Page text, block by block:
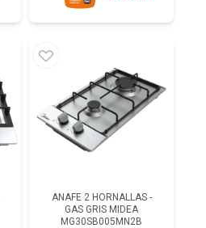
ANAFE 2 HORNALLAS -
GAS GRIS MIDEA
MG30SB005MN2B